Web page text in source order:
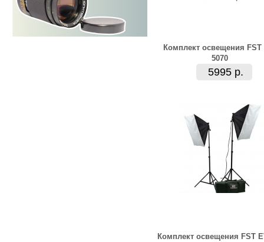
Комплект освещения FST
5070
5995 р.
Комплект освещения FST